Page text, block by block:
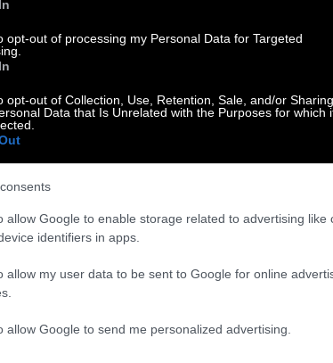
opt-out of processing my Personal Data for Targeted
opt-out of Collection, Use, Retention, Sale, and/or Sharing
Data that Is Unrelated with the Purposes for which
allow Google to enable storage related to advertising like
identifiers in apps.
allow my user data to be sent to Google for online
allow Google to send me personalized advertising.
πιθανότατα θα εργαζόταν ως
πατέρα του. Ωστόσο, η αγάπη του για το
τελικά σε μια πορεία που, όπως λέει,